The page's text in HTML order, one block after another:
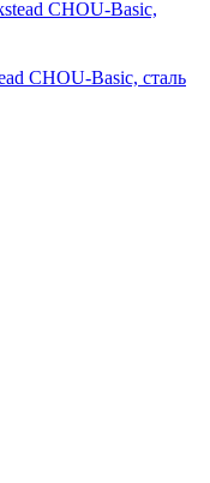
CHOU-Basic, сталь